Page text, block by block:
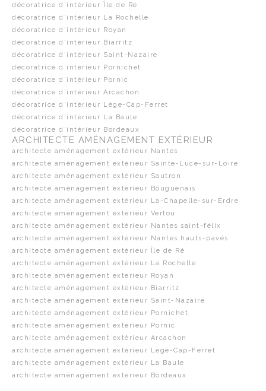
décoratrice d’intérieur Île de Ré
décoratrice d’intérieur La Rochelle
décoratrice d’intérieur Royan
décoratrice d’intérieur Biarritz
décoratrice d’intérieur Saint-Nazaire
décoratrice d’intérieur Pornichet
décoratrice d’intérieur Pornic
décoratrice d’intérieur Arcachon
décoratrice d’intérieur Lège-Cap-Ferret
décoratrice d’intérieur La Baule
décoratrice d’intérieur Bordeaux
ARCHITECTE AMÉNAGEMENT EXTÉRIEUR
architecte aménagement extérieur Nantes
architecte aménagement extérieur Sainte-Luce-sur-Loire
architecte aménagement extérieur Sautron
architecte aménagement extérieur Bouguenais
architecte aménagement extérieur La-Chapelle-sur-Erdre
architecte aménagement extérieur Vertou
architecte aménagement extérieur Nantes saint-félix
architecte aménagement extérieur Nantes hauts-pavés
architecte aménagement extérieur Île de Ré
architecte aménagement extérieur La Rochelle
architecte aménagement extérieur Royan
architecte aménagement extérieur Biarritz
architecte aménagement extérieur Saint-Nazaire
architecte aménagement extérieur Pornichet
architecte aménagement extérieur Pornic
architecte aménagement extérieur Arcachon
architecte aménagement extérieur Lège-Cap-Ferret
architecte aménagement extérieur La Baule
architecte aménagement extérieur Bordeaux